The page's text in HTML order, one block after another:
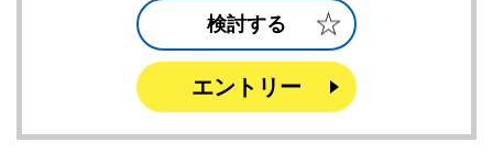
検討する
エントリー